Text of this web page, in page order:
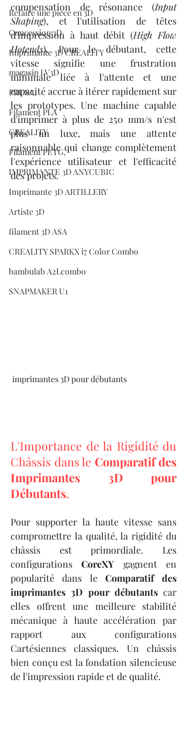
Refaire une pièce en 3D
Concession 3D
Imprimante 3D CREALITY
magasin LV3D
PRUSA,
Filament PLA
CREALITY
Filament PETG,
IMPRIMANTE 3D ANYCUBIC
Imprimante 3D ARTILLERY
Artiste 3D
filament 3D ASA
CREALITY SPARKX i7 Color Combo
bambulab A2Lcombo
SNAPMAKER U1
compensation de résonance (Input
Shaping), et l'utilisation de têtes
d'impression à haut débit (High Flow
Hotends). Pour le débutant, cette
vitesse signifie une frustration
minimale liée à l'attente et une
capacité accrue à itérer rapidement sur
les prototypes. Une machine capable
d'imprimer à plus de 250 mm/s n'est
plus un luxe, mais une attente
raisonnable qui change complètement
l'expérience utilisateur et l'efficacité
des projets.
imprimantes 3D pour débutants
L'Importance de la Rigidité du
Châssis dans le Comparatif des
Imprimantes 3D pour
Débutants.
Pour supporter la haute vitesse sans
compromettre la qualité, la rigidité du
châssis est primordiale. Les
configurations CoreXY gagnent en
popularité dans le Comparatif des
imprimantes 3D pour débutants car
elles offrent une meilleure stabilité
mécanique à haute accélération par
rapport aux configurations
Cartésiennes classiques. Un châssis
bien conçu est la fondation silencieuse
de l'impression rapide et de qualité.